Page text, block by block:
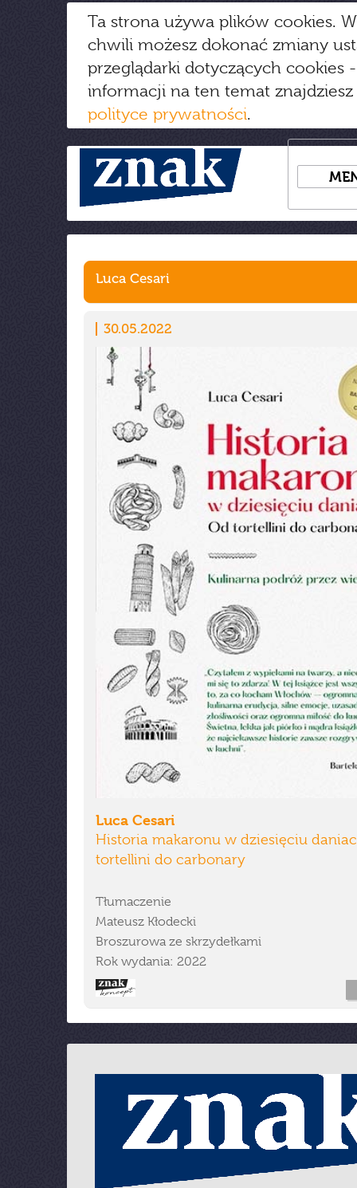
Ta strona używa plików cookies.
chwili możesz dokonać zmiany
przeglądarki dotyczących cookies
informacji na ten temat
polityce prywatności.
Luca Cesari
30.05.2022
Luca Cesari
Historia makaronu w dziesięciu
tortellini do carbonary
Tłumaczenie
Mateusz Kłodecki
Broszurowa ze skrzydełkami
Rok wydania: 2022